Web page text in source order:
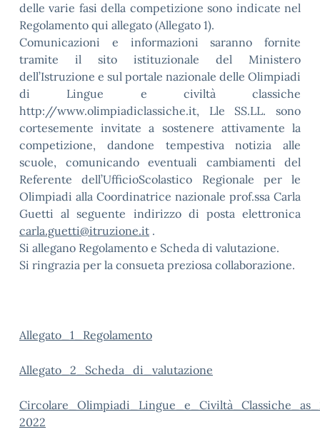
delle varie fasi della competizione sono indicate nel
Regolamento qui allegato (Allegato 1).
Comunicazioni e informazioni saranno fornite
tramite il sito istituzionale del Ministero
dell’Istruzione e sul portale nazionale delle Olimpiadi
di Lingue e civiltà classiche
http://www.olimpiadiclassiche.it, Lle SS.LL. sono
cortesemente invitate a sostenere attivamente la
competizione, dandone tempestiva notizia alle
scuole, comunicando eventuali cambiamenti del
Referente dell’UfficioScolastico Regionale per le
Olimpiadi alla Coordinatrice nazionale prof.ssa Carla
Guetti al seguente indirizzo di posta elettronica
carla.guetti@itruzione.it .
Si allegano Regolamento e Scheda di valutazione.
Si ringrazia per la consueta preziosa collaborazione.
Allegato_1_Regolamento
Allegato_2_Scheda_di_valutazione
2022